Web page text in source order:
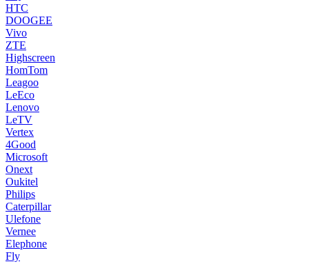
HTC
DOOGEE
Vivo
ZTE
Highscreen
HomTom
Leagoo
LeEco
Lenovo
LeTV
Vertex
4Good
Microsoft
Onext
Oukitel
Philips
Caterpillar
Ulefone
Vernee
Elephone
Fly